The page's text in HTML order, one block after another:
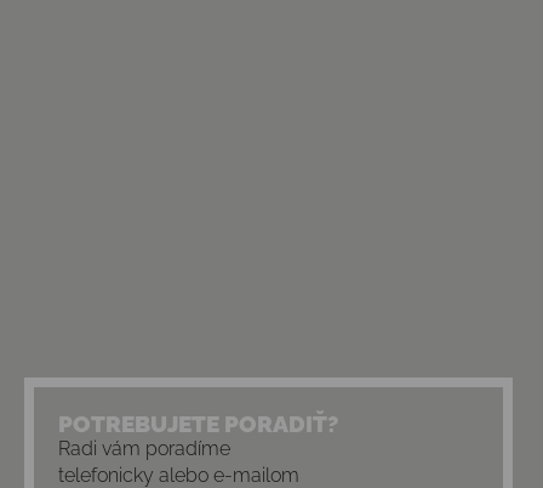
POTREBUJETE PORADIŤ?
Radi vám poradíme
telefonicky alebo e-mailom